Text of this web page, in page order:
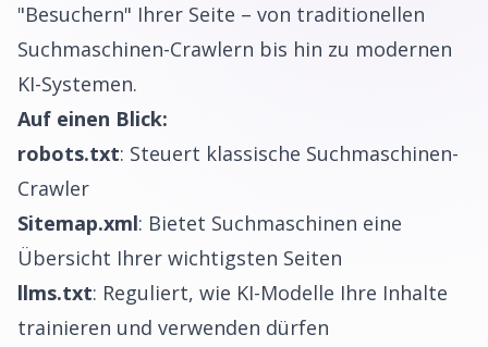
"Besuchern" Ihrer Seite – von traditionellen
Suchmaschinen-Crawlern bis hin zu modernen
KI-Systemen.
Auf einen Blick:
robots.txt: Steuert klassische Suchmaschinen-
Crawler
Sitemap.xml: Bietet Suchmaschinen eine
Übersicht Ihrer wichtigsten Seiten
llms.txt: Reguliert, wie KI-Modelle Ihre Inhalte
trainieren und verwenden dürfen